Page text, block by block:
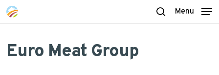
Skip
content
Menu
Euro Meat Group